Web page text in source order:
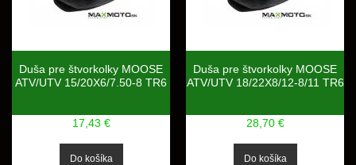
Duša pre štvorkolky MOOSE
ATV/UTV 15/20X6/7.50-8 TR6
17,43 €
Duša pre štvorkolky MOOSE
ATV/UTV 18/22X8/12-8/11 TR6
28,70 €